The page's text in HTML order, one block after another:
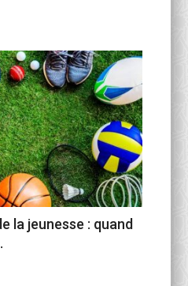
la jeunesse : quand